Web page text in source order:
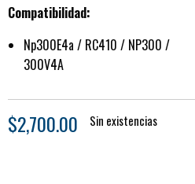
Compatibilidad:
Np300E4a / RC410 / NP300 /
300V4A
$2,700.00 Sin existencias